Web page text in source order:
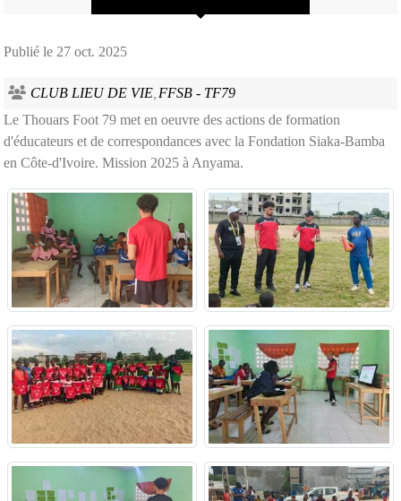
Publié le 27 oct. 2025
CLUB LIEU DE VIE FFSB - TF79
Le Thouars Foot 79 met en oeuvre des actions de formation
d'éducateurs et de correspondances avec la Fondation Siaka-Bamba
en Côte-d'Ivoire. Mission 2025 à Anyama.